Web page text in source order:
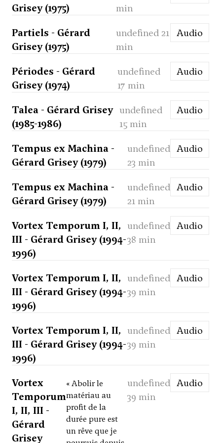
Grisey (1975)
min
Partiels - Gérard
Grisey (1975)
undefined 21
min
Audio
Périodes - Gérard
Grisey (1974)
undefined
17 min
Audio
Talea - Gérard Grisey
(1985-1986)
undefined
15 min
Audio
Tempus ex Machina -
Gérard Grisey (1979)
undefined
23 min
Audio
Tempus ex Machina -
Gérard Grisey (1979)
undefined
21 min
Audio
Vortex Temporum I, II,
III - Gérard Grisey (1994-
1996)
undefined
38 min
Audio
Vortex Temporum I, II,
III - Gérard Grisey (1994-
1996)
undefined
39 min
Audio
Vortex Temporum I, II,
III - Gérard Grisey (1994-
1996)
undefined
39 min
Audio
Vortex
Temporum
I, II, III -
Gérard
Grisey
« Abolir le
matériau au
profit de la
durée pure est
un rêve que je
undefined
39 min
Audio